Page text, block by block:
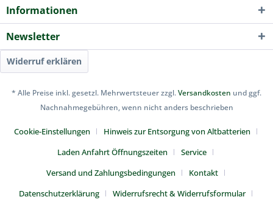
Informationen
Newsletter
Widerruf erklären
* Alle Preise inkl. gesetzl. Mehrwertsteuer zzgl.Versandkosten und ggf.
Nachnahmegebühren, wenn nicht anders beschrieben
Cookie-Einstellungen
Hinweis zur Entsorgung von Altbatterien
Laden Anfahrt Öffnungszeiten
Service
Versand und Zahlungsbedingungen
Kontakt
Datenschutzerklärung
Widerrufsrecht & Widerrufsformular